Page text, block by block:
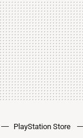
PlayStation Store